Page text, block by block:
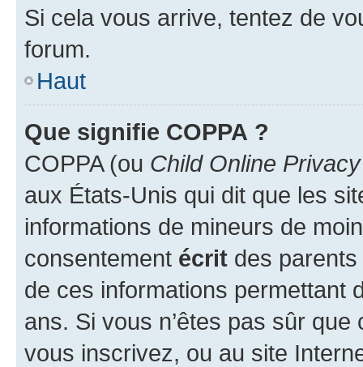
Si cela vous arrive, tentez de
forum.
Haut
Que signifie COPPA ?
COPPA (ou Child Online
aux États-Unis qui dit que les
informations de mineurs de
consentement écrit des parents
de ces informations permettant
ans. Si vous n’êtes pas sûr
vous inscrivez, ou au site